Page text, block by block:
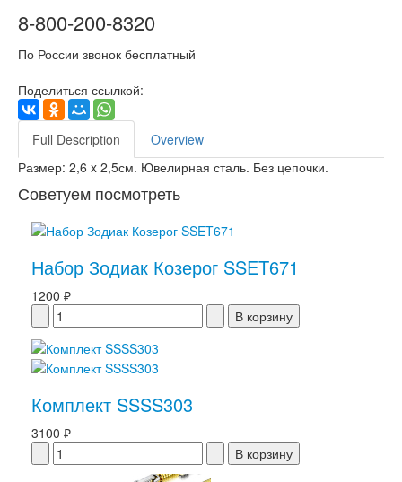
8-800-200-8320
По России звонок бесплатный
Поделиться ссылкой:
Full Description
Overview
Размер: 2,6 x 2,5см. Ювелирная сталь. Без цепочки.
Советуем посмотреть
Набор Зодиак Козерог SSET671
1200 ₽
Комплект SSSS303
3100 ₽